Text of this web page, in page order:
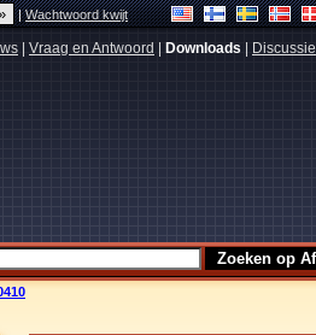
|Wachtwoord kwijt
Vraag en Antwoord Downloads Discussie